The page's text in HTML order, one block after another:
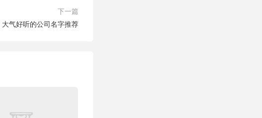
下一篇
大气好听的公司名字推荐